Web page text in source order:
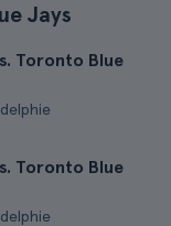
Jays
Toronto Blue
Toronto Blue